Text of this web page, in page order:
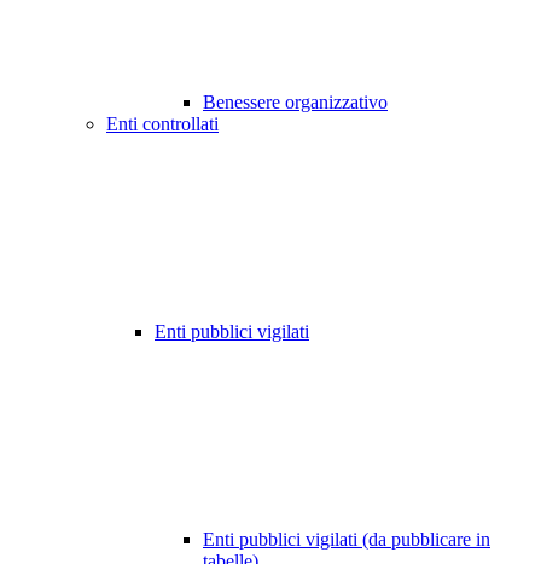
Benessere organizzativo
Enti controllati
Enti pubblici vigilati
Enti pubblici vigilati (da pubblicare in